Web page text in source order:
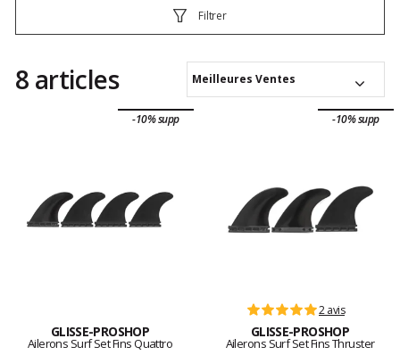
Filtrer
8 articles Meilleures Ventes
-10% supp
GLISSE-PROSHOP
Ailerons Surf Set Fins Quattro
-10% supp
2 avis
GLISSE-PROSHOP
Ailerons Surf Set Fins Thruster